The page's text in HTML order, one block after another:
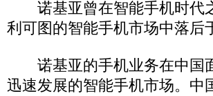
诺基亚曾在智能手机时代
利可图的智能手机市场中落后
诺基亚的手机业务在中国
迅速发展的智能手机市场。中